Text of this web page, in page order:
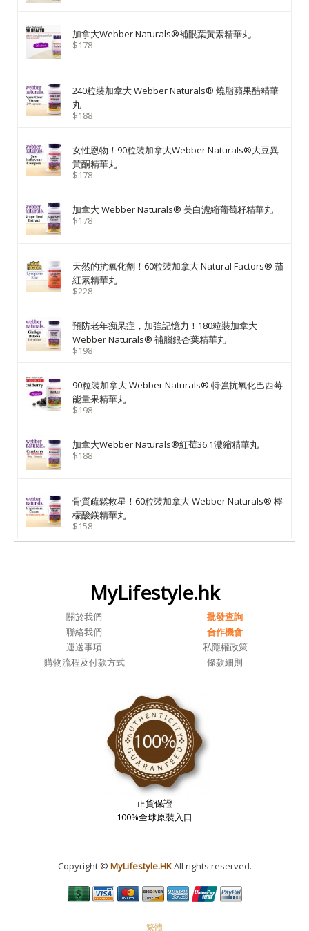
加拿大Webber Naturals®補眼葉黃素精華丸
$178
240粒裝加拿大 Webber Naturals® 燒脂蘋果醋精華
丸
$188
女性恩物！90粒裝加拿大Webber Naturals®大豆異
黃酮精華丸
$178
加拿大 Webber Naturals® 美白濃縮葡萄籽精華丸
$178
天然的抗氧化劑！60粒裝加拿大 Natural Factors® 茄
紅素精華丸
$228
預防老年痴呆症，加強記憶力！180粒裝加拿大
Webber Naturals® 補腦銀杏葉精華丸
$198
90粒裝加拿大 Webber Naturals® 特強抗氧化巴西莓
能量果精華丸
$198
加拿大Webber Naturals®紅莓36:1濃縮精華丸
$188
骨質疏鬆救星！60粒裝加拿大 Webber Naturals® 檸
檬酸鎂精華丸
$158
MyLifestyle.hk
關於我們
批發查詢
聯絡我們
合作機會
運送事項
私隱權政策
購物流程及付款方式
條款細則
正貨保證
100%全球原裝入口
Copyright © MyLifestyle.HKAll rights reserved.
繁體